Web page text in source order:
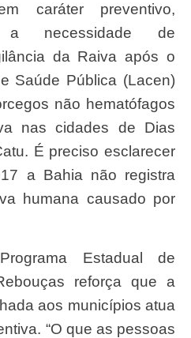
caráter preventivo,
a necessidade de
da Raiva após o
Saúde Pública (Lacen)
não hematófagos
nas cidades de Dias
É preciso esclarecer
a Bahia não registra
humana causado por
reforça que a
aos municípios atua
“O que as pessoas